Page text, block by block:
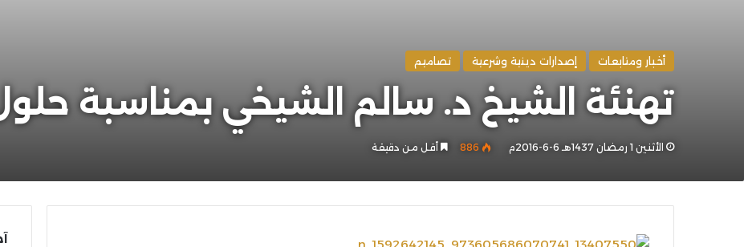
أخبار ومتابعات إصدارات دينية وشرعية تصاميم
تهنئة الشيخ د. سالم الشيخي بمناسبة
الأثنين 1 رمضان 1437هـ 6-6-2016م 886 أقل من دقيقة